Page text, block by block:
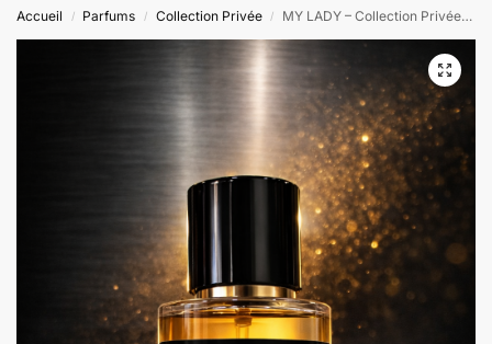
Accueil / Parfums / Collection Privée / MY LADY – Collection Privée Paris – 50 ml